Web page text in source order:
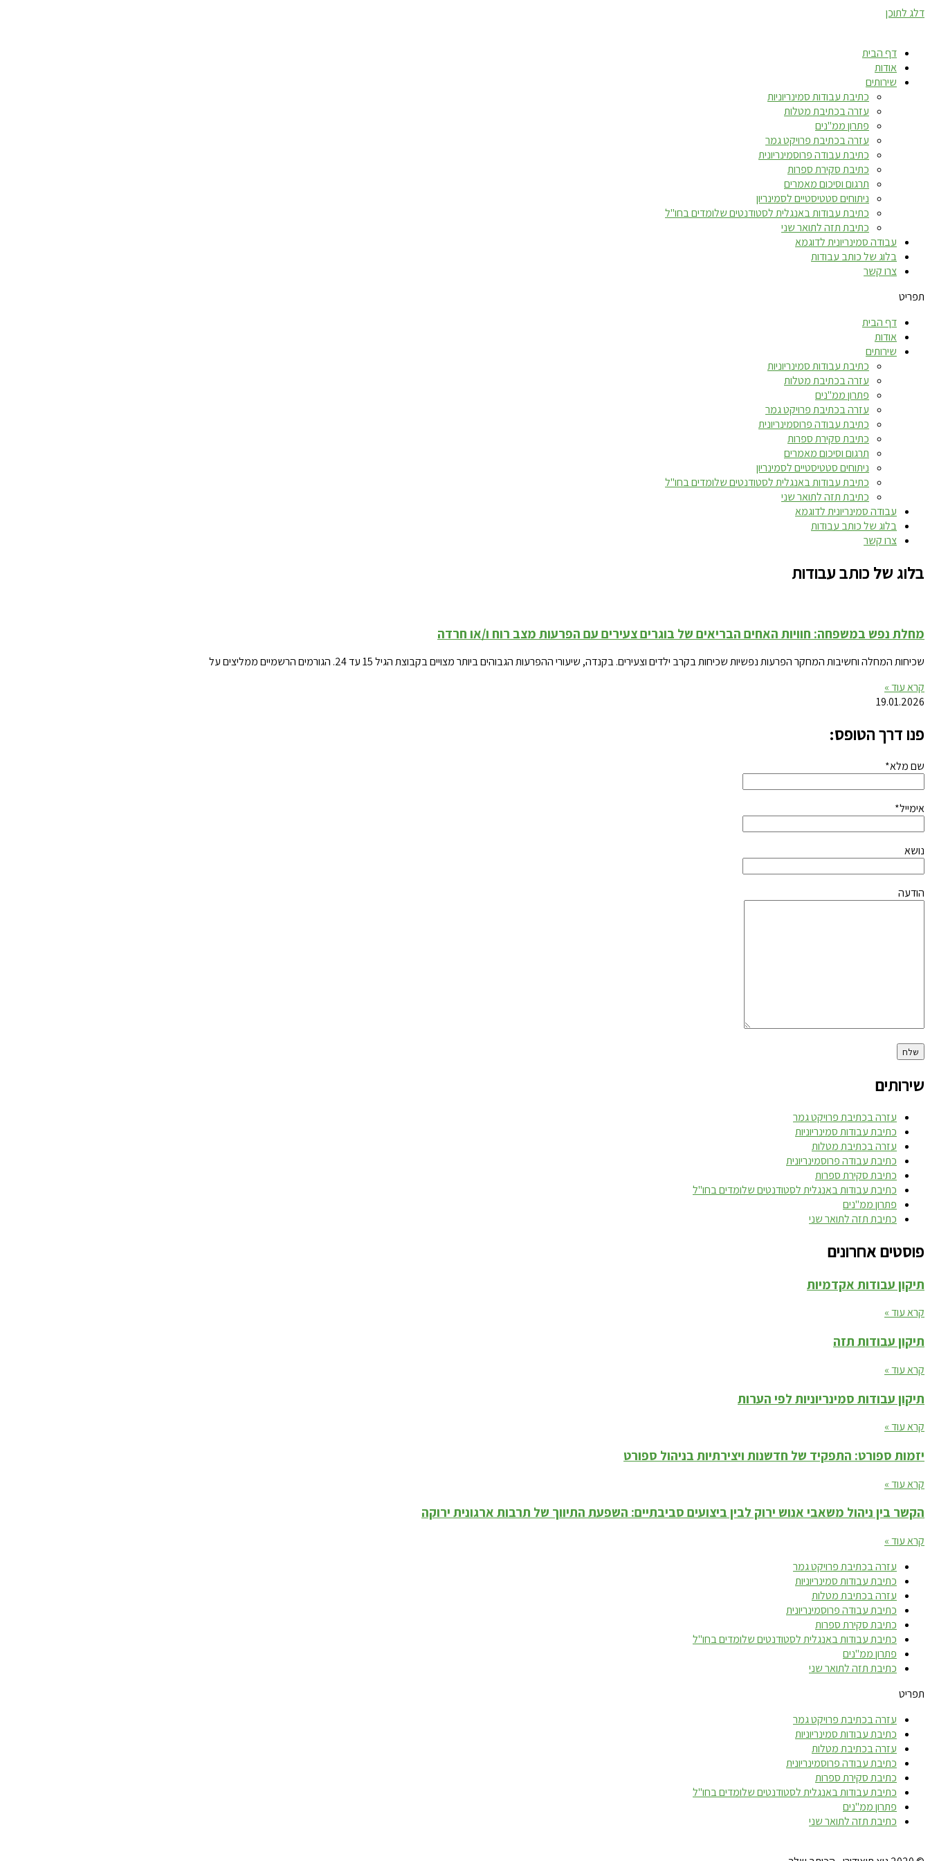
דלג לתוכן
דף הבית
אודות
שירותים
כתיבת עבודות סמינריוניות
עזרה בכתיבת מטלות
פתרון ממ"נים
עזרה בכתיבת פרויקט גמר
כתיבת עבודה פרוסמינריונית
כתיבת סקירת ספרות
תרגום וסיכום מאמרים
ניתוחים סטטיסטיים לסמינריון
כתיבת עבודות באנגלית לסטודנטים שלומדים בחו"ל
כתיבת תזה לתואר שני
עבודה סמינריונית לדוגמא
בלוג של כותב עבודות
צרו קשר
תפריט
דף הבית
אודות
שירותים
כתיבת עבודות סמינריוניות
עזרה בכתיבת מטלות
פתרון ממ"נים
עזרה בכתיבת פרויקט גמר
כתיבת עבודה פרוסמינריונית
כתיבת סקירת ספרות
תרגום וסיכום מאמרים
ניתוחים סטטיסטיים לסמינריון
כתיבת עבודות באנגלית לסטודנטים שלומדים בחו"ל
כתיבת תזה לתואר שני
עבודה סמינריונית לדוגמא
בלוג של כותב עבודות
צרו קשר
בלוג של כותב עבודות
מחלת נפש במשפחה: חוויות האחים הבריאים של בוגרים צעירים עם הפרעות מצב רוח ו/או חרדה
שכיחות המחלה וחשיבות המחקר הפרעות נפשיות שכיחות בקרב ילדים וצעירים. בקנדה, שיעורי ההפרעות הגבוהים ביותר מצויים בקבוצת הגיל 15 עד 24. הגורמים הרשמיים ממליצים על
קרא עוד »
19.01.2026
פנו דרך הטופס:
שם מלא*
אימייל*
נושא
הודעה
שירותים
עזרה בכתיבת פרויקט גמר
כתיבת עבודות סמינריוניות
עזרה בכתיבת מטלות
כתיבת עבודה פרוסמינריונית
כתיבת סקירת ספרות
כתיבת עבודות באנגלית לסטודנטים שלומדים בחו"ל
פתרון ממ"נים
כתיבת תזה לתואר שני
פוסטים אחרונים
תיקון עבודות אקדמיות
קרא עוד »
תיקון עבודות תזה
קרא עוד »
תיקון עבודות סמינריוניות לפי הערות
קרא עוד »
יזמות ספורט: התפקיד של חדשנות ויצירתיות בניהול ספורט
קרא עוד »
הקשר בין ניהול משאבי אנוש ירוק לבין ביצועים סביבתיים: השפעת התיווך של תרבות ארגונית ירוקה
קרא עוד »
עזרה בכתיבת פרויקט גמר
כתיבת עבודות סמינריוניות
עזרה בכתיבת מטלות
כתיבת עבודה פרוסמינריונית
כתיבת סקירת ספרות
כתיבת עבודות באנגלית לסטודנטים שלומדים בחו"ל
פתרון ממ"נים
כתיבת תזה לתואר שני
תפריט
עזרה בכתיבת פרויקט גמר
כתיבת עבודות סמינריוניות
עזרה בכתיבת מטלות
כתיבת עבודה פרוסמינריונית
כתיבת סקירת ספרות
כתיבת עבודות באנגלית לסטודנטים שלומדים בחו"ל
פתרון ממ"נים
כתיבת תזה לתואר שני